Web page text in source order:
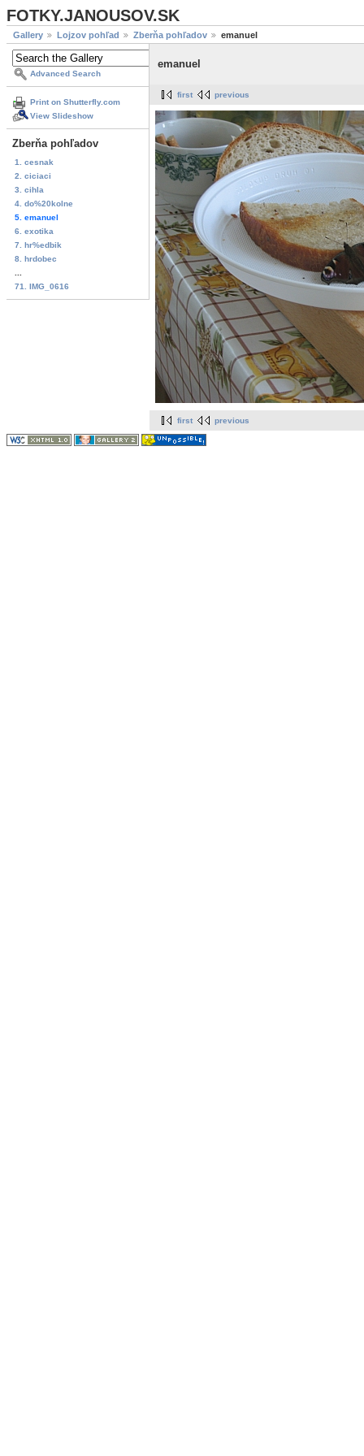
FOTKY.JANOUSOV.SK
Gallery Lojzov pohľad Zberňa pohľadov emanuel
Advanced Search
Print on Shutterfly.com
View Slideshow
Zberňa pohľadov
1. cesnak
2. ciciaci
3. cihla
4. do%20kolne
5. emanuel
6. exotika
7. hr%edbik
8. hrdobec
71. IMG_0616
emanuel
first previous
first previous